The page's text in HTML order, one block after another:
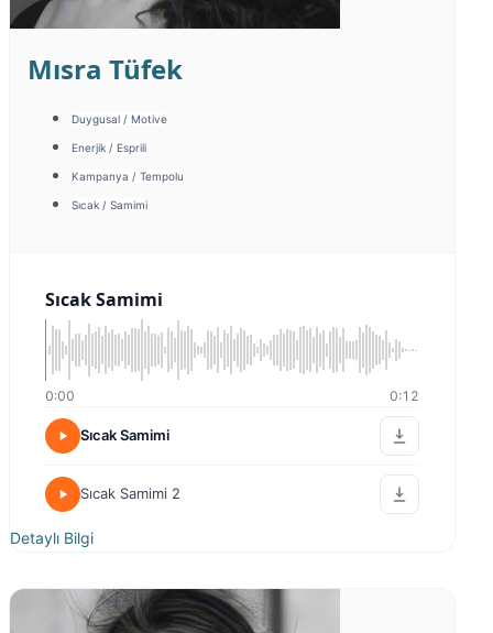
Mısra Tüfek
Duygusal / Motive
Enerjik / Esprili
Kampanya / Tempolu
Sıcak / Samimi
Sıcak Samimi
0:00 0:12
Sıcak Samimi
Sıcak Samimi 2
Detaylı Bilgi